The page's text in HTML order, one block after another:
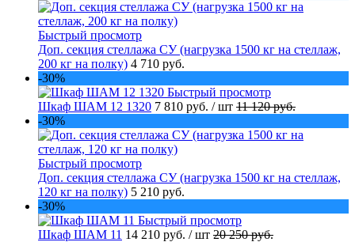
Быстрый просмотр
Доп. секция стеллажа СУ (нагрузка 1500 кг на стеллаж,
200 кг на полку) 4 710 руб.
-30%
Быстрый просмотр
Шкаф ШАМ 12 1320 7 810 руб. / шт 11 120 руб.
-30%
Быстрый просмотр
Доп. секция стеллажа СУ (нагрузка 1500 кг на стеллаж,
120 кг на полку) 5 210 руб.
-30%
Быстрый просмотр
Шкаф ШАМ 11 14 210 руб. / шт 20 250 руб.